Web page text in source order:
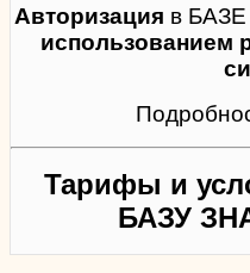
Авторизация в
использованием
Тарифы и
БАЗУ